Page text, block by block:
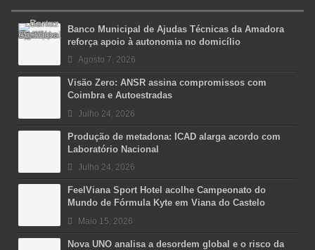
Banco Municipal de Ajudas Técnicas da Amadora
reforça apoio à autonomia no domicílio
Agosto 7, 2026
Visão Zero: ANSR assina compromissos com
Coimbra e Autoestradas
Julho 24, 2026
Produção de metadona: ICAD alarga acordo com
Laboratório Nacional
Julho 24, 2026
FeelViana Sport Hotel acolhe Campeonato do
Mundo de Fórmula Kyte em Viana do Castelo
Maio 15, 2026
Nova UNO analisa a desordem global e o risco da